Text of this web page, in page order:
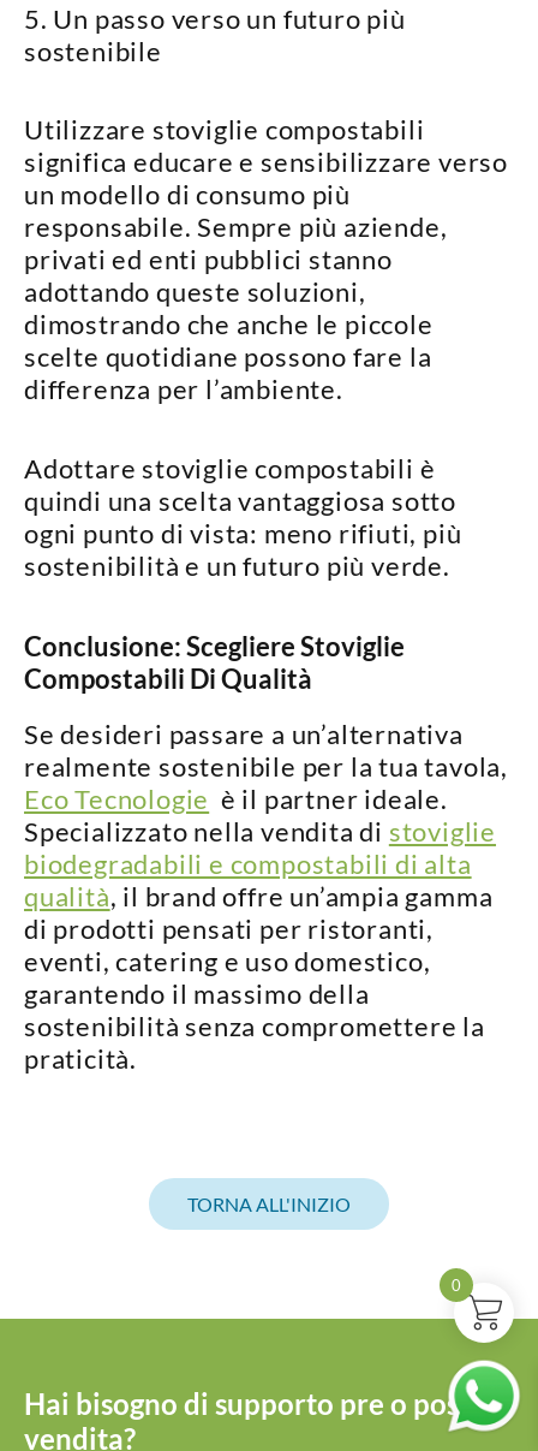
5. Un passo verso un futuro più
sostenibile
Utilizzare stoviglie compostabili
significaeducare e sensibilizzare verso
un modello di consumo più
responsabile. Sempre più aziende,
privati ed enti pubblici stanno
adottando queste soluzioni,
dimostrando che anche le piccole
scelte quotidiane possono fare la
differenza per l’ambiente.
Adottare stoviglie compostabili è
quindi una scelta vantaggiosa sotto
ogni punto di vista: meno rifiuti, più
sostenibilità e un futuro più verde.
Conclusione: Scegliere Stoviglie
Compostabili Di Qualità
Se desideri passare a un’alternativa
realmente sostenibile per la tua tavola,
Eco Tecnologie è il partner ideale.
Specializzato nella vendita di stoviglie
biodegradabili e compostabili di alta
qualità, il brand offre un’ampia gamma
di prodotti pensati per ristoranti,
eventi, catering e uso domestico,
garantendo il massimo della
sostenibilità senza compromettere la
praticità.
TORNA ALL'INIZIO
Hai bisogno di supporto pre o post
vendita?
0